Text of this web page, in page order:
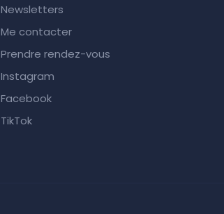
Newsletters
Me contacter
Prendre rendez-vous
Instagram
Facebook
TikTok